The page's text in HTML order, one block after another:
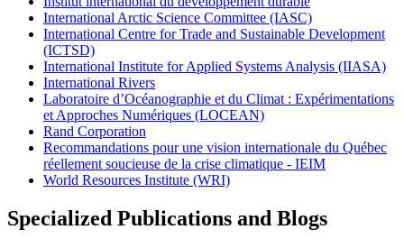
International Arctic Science Committee (IASC)
International Centre for Trade and Sustainable Development
(ICTSD)
International Institute for Applied Systems Analysis (IIASA)
International Rivers
Laboratoire d’Océanographie et du Climat : Expérimentations
et Approches Numériques (LOCEAN)
Rand Corporation
Recommandations pour une vision internationale du Québec
réellement soucieuse de la crise climatique - IEIM
World Resources Institute (WRI)
Specialized Publications and Blogs